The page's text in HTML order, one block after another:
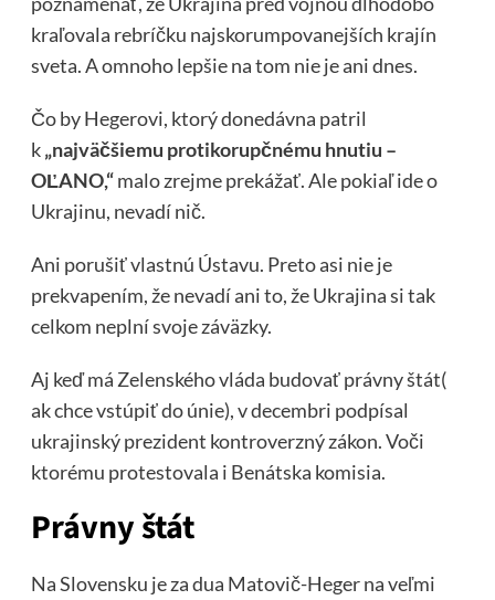
kraľovala rebríčku najskorumpovanejších krajín
sveta. A omnoho lepšie na tom nie je ani dnes.
Čo by Hegerovi, ktorý donedávna patril
k„najväčšiemu protikorupčnému hnutiu –
OĽANO,“malo zrejme prekážať. Ale pokiaľ ide o
Ukrajinu, nevadí nič.
Ani porušiť vlastnú Ústavu. Preto asi nie je
prekvapením, že nevadí ani to, že Ukrajina si tak
celkom neplní svoje záväzky.
Aj keď má Zelenského vláda budovať právny štát(
ak chce vstúpiť do únie), v decembri podpísal
ukrajinský prezident kontroverzný zákon. Voči
ktorému protestovala i Benátska komisia.
Právny štát
Na Slovensku je za dua Matovič-Heger na veľmi